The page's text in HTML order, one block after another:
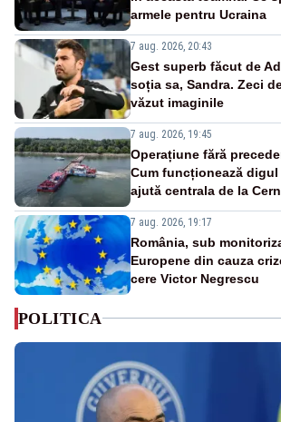
armele pentru Ucraina
7 aug. 2026, 20:43
Gest superb făcut de
soția sa, Sandra. Zeci
văzut imaginile
7 aug. 2026, 19:45
Operațiune fără
Cum funcționează
ajută centrala de la
7 aug. 2026, 19:17
România, sub
Europene din cauza
cere Victor Negrescu
POLITICA